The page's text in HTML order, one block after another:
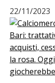
22/11/2023